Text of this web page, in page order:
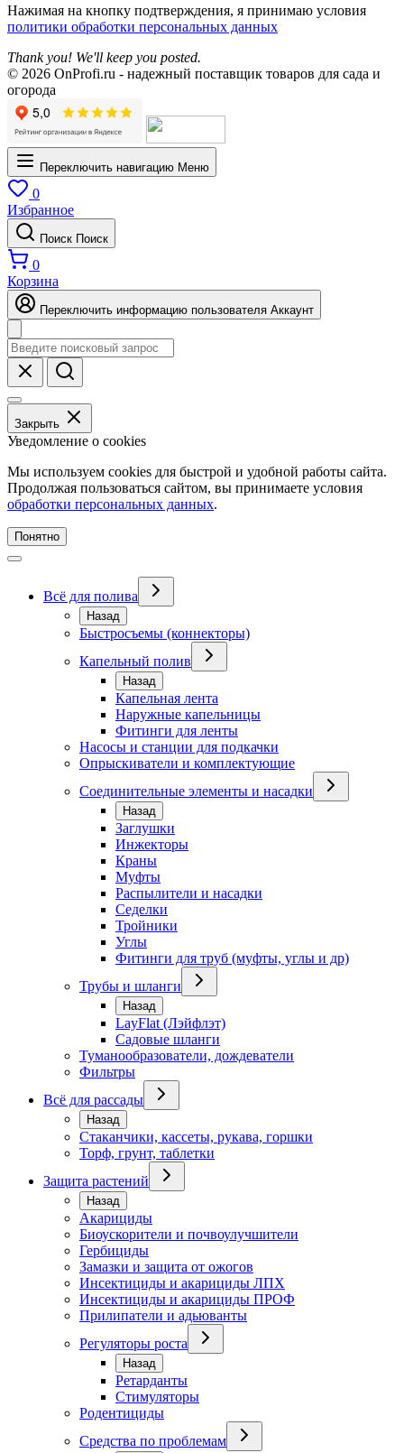
Нажимая на кнопку подтверждения, я принимаю условия
политики обработки персональных данных
Thank you! We'll keep you posted.
© 2026 OnProfi.ru - надежный поставщик товаров для сада и
огорода
Переключить навигацию Меню
0
Избранное
Поиск Поиск
0
Корзина
Переключить информацию пользователя Аккаунт
Закрыть
Уведомление о cookies
Мы используем cookies для быстрой и удобной работы сайта.
Продолжая пользоваться сайтом, вы принимаете условия
обработки персональных данных.
Понятно
Всё для полива
Назад
Быстросъемы (коннекторы)
Капельный полив
Назад
Капельная лента
Наружные капельницы
Фитинги для ленты
Насосы и станции для подкачки
Опрыскиватели и комплектующие
Соединительные элементы и насадки
Назад
Заглушки
Инжекторы
Краны
Муфты
Распылители и насадки
Седелки
Тройники
Углы
Фитинги для труб (муфты, углы и др)
Трубы и шланги
Назад
LayFlat (Лэйфлэт)
Садовые шланги
Туманообразователи, дождеватели
Фильтры
Всё для рассады
Назад
Стаканчики, кассеты, рукава, горшки
Торф, грунт, таблетки
Защита растений
Назад
Акарициды
Биоускорители и почвоулучшители
Гербициды
Замазки и защита от ожогов
Инсектициды и акарициды ЛПХ
Инсектициды и акарициды ПРОФ
Прилипатели и адьюванты
Регуляторы роста
Назад
Ретарданты
Стимуляторы
Родентициды
Средства по проблемам